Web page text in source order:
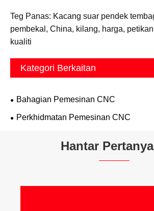
Teg Panas: Kacang suar pendek
pembekal, China, kilang, harga,
kualiti
Kategori Berkaitan
Bahagian Pemesinan CNC
Perkhidmatan Pemesinan CNC
Hantar